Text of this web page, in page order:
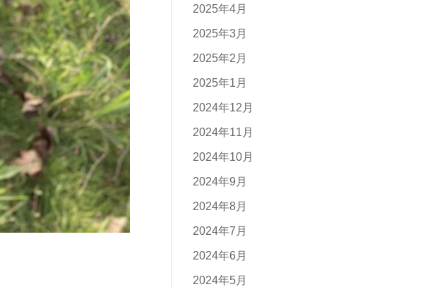
2025年4月
2025年3月
2025年2月
2025年1月
2024年12月
2024年11月
2024年10月
2024年9月
2024年8月
2024年7月
2024年6月
2024年5月